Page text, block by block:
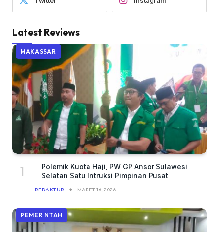
Latest Reviews
MAKASSAR
Polemik Kuota Haji, PW GP Ansor Sulawesi
Selatan Satu Intruksi Pimpinan Pusat
REDAKTUR MARET 16, 2026
PEMERINTAH